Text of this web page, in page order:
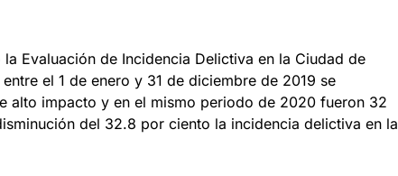
Evaluación de Incidencia Delictiva en la Ciudad de
el 1 de enero y 31 de diciembre de 2019 se
alto impacto y en el mismo periodo de 2020 fueron 32
del 32.8 por ciento la incidencia delictiva en la